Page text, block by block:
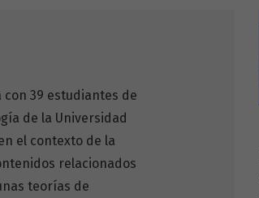
39 estudiantes de
de la Universidad
el contexto de la
relacionados
teorías de